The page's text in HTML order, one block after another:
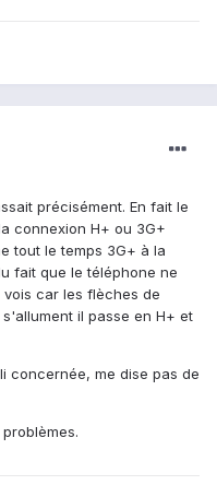
précisément. En fait le
connexion H+ ou 3G+
tout le temps 3G+ à la
fait que le téléphone ne
car les flèches de
il passe en H+ et
concernée, me dise pas de